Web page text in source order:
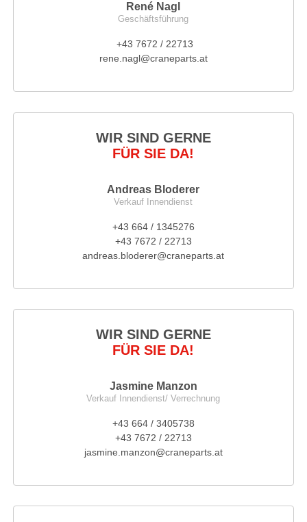
René Nagl
Geschäftsführung
+43 7672 / 22713
rene.nagl@craneparts.at
WIR SIND GERNE
FÜR SIE DA!
Andreas Bloderer
Verkauf Innendienst
+43 664 / 1345276
+43 7672 / 22713
andreas.bloderer@craneparts.at
WIR SIND GERNE
FÜR SIE DA!
Jasmine Manzon
Verkauf Innendienst/ Verrechnung
+43 664 / 3405738
+43 7672 / 22713
jasmine.manzon@craneparts.at